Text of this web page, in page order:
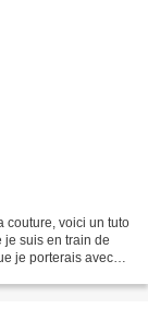
couture, voici un tuto
je suis en train de
je porterais avec